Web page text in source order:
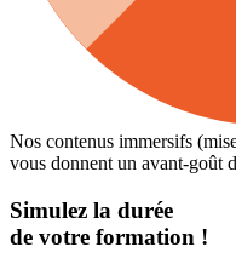
Nos contenus immersifs
vous donnent un avant-goût
Simulez la durée
de votre formation !